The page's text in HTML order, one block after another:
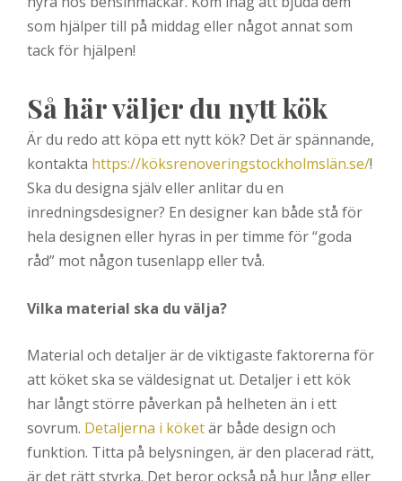
som hjälper till på middag eller något annat som
tack för hjälpen!
Så här väljer du nytt kök
Är du redo att köpa ett nytt kök? Det är spännande,
kontakta https://köksrenoveringstockholmslän.se/!
Ska du designa själv eller anlitar du en
inredningsdesigner? En designer kan både stå för
hela designen eller hyras in per timme för “goda
råd” mot någon tusenlapp eller två.
Vilka material ska du välja?
Material och detaljer är de viktigaste faktorerna för
att köket ska se väldesignat ut. Detaljer i ett kök
har långt större påverkan på helheten än i ett
sovrum. Detaljerna i köketär både design och
funktion. Titta på belysningen, är den placerad rätt,
är det rätt styrka. Det beror också på hur lång eller